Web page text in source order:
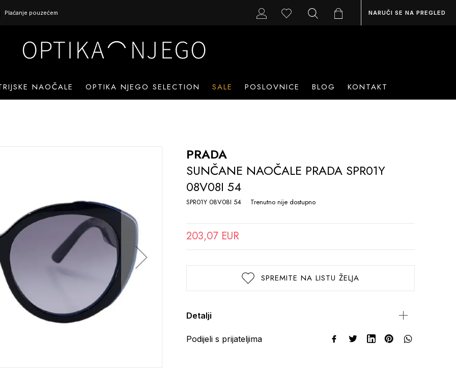
Plaćanje pouzećem NARUČI SE NA PREGLED
NAOČALE OPTIKA NJEGO SELECTION SALE POSLOVNICE BLOG KONTAKT
PRADA
SUNČANE NAOČALE PRADA SPR01Y
08V08I 54
SPR01Y 08V08I 54 Trenutno nije dostupno
203,07 EUR
SPREMITE NA LISTU ŽELJA
Detalji
Podijeli s prijateljima